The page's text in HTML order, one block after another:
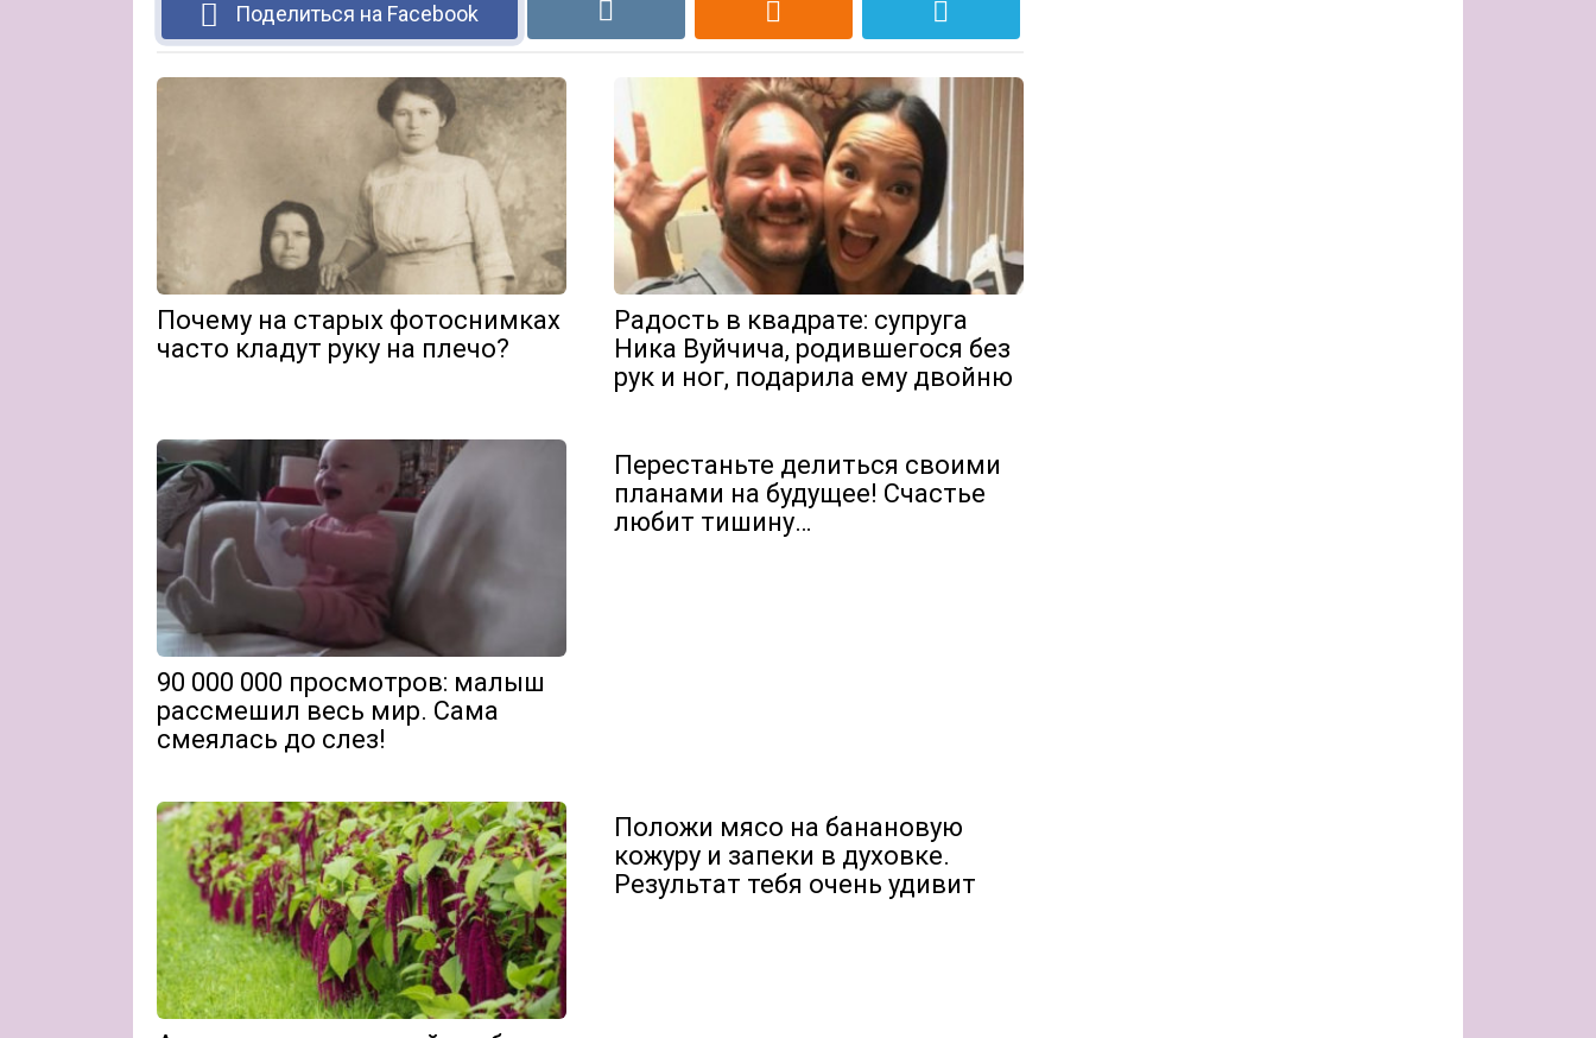
Поделиться на Facebook
Почему на старых фотоснимках
часто кладут руку на плечо?
Радость в квадрате: супруга
Ника Вуйчича, родившегося без
рук и ног, подарила ему двойню
90 000 000 просмотров: малыш
рассмешил весь мир. Сама
смеялась до слез!
Перестаньте делиться своими
планами на будущее! Счастье
любит тишину…
Положи мясо на банановую
кожуру и запеки в духовке.
Результат тебя очень удивит